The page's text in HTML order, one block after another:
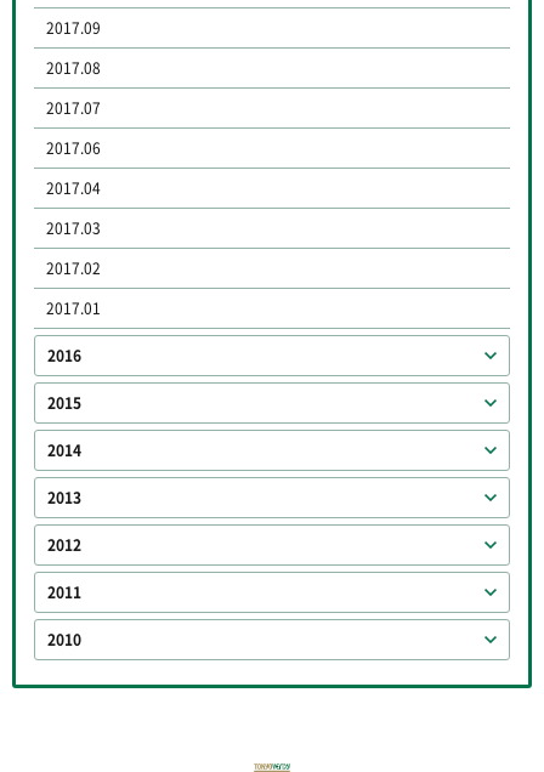
2017.09
2017.08
2017.07
2017.06
2017.04
2017.03
2017.02
2017.01
2016
2015
2014
2013
2012
2011
2010